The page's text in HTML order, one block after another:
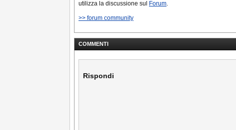
utilizza la discussione sul Forum
>> forum community
COMMENTI
Rispondi